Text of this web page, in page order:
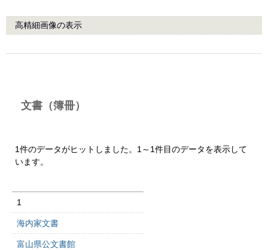
高精細画像の表示
文書（簿冊）
1件のデータがヒットしました。1～1件目のデータを表示して
います。
1
海内家文書
富山県公文書館